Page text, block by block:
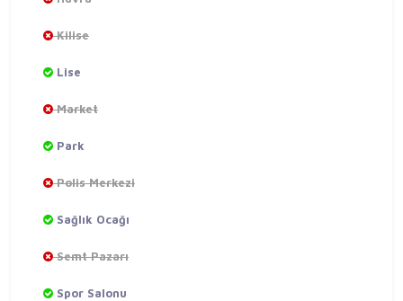
Kilise
Lise
Market
Park
Polis Merkezi
Sağlık Ocağı
Semt Pazarı
Spor Salonu